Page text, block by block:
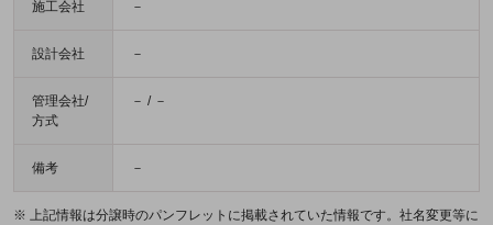
施工会社 －
設計会社 －
管理会社/
方式
－ / －
備考 －
※ 上記情報は分譲時のパンフレットに掲載されていた情報です。社名変更等に